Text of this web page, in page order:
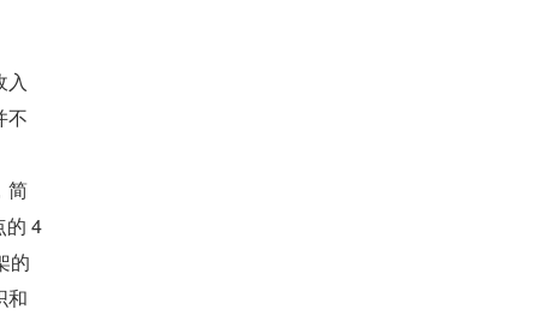
入
不
简
的 4
的
和